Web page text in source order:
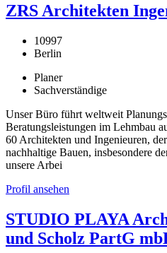
ZRS Architekten
10997
Berlin
Planer
Sachverständige
Unser Büro führt weltweit
Beratungsleistungen im Lehmbau
60 Architekten und Ingenieuren,
nachhaltige Bauen, insbesondere
unsere Arbei
Profil ansehen
STUDIO PLAYA
und Scholz PartG